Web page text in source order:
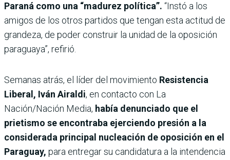
Paraná como una “madurez política”. “Instó a los
amigos de los otros partidos que tengan esta actitud de
grandeza, de poder construir la unidad de la oposición
paraguaya”, refirió.
Semanas atrás, el líder del movimiento Resistencia
Liberal, Iván Airaldi, en contacto con La
Nación/Nación Media, había denunciado que el
prietismo se encontraba ejerciendo presión a la
considerada principal nucleación de oposición en el
Paraguay, para entregar su candidatura a la intendencia